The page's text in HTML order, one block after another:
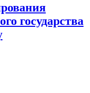
государства